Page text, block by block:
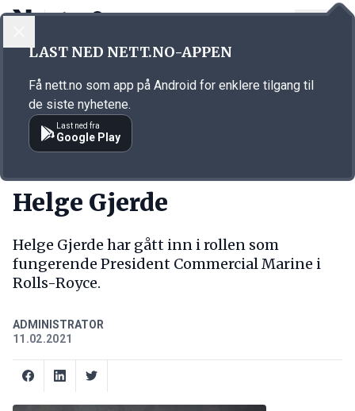
Annonsørinnhold
Helge Gjerde
Helge Gjerde har gått inn i rollen som
fungerende President Commercial Marine i
Rolls-Royce.
ADMINISTRATOR
11.02.2021
LAST NED NETT.NO-APPEN
Få nett.no som app på Android for enklere tilgang til
de siste nyhetene.
Last ned fra
Google Play